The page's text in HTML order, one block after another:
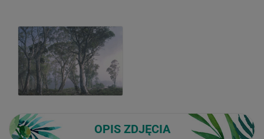
OPIS ZDJĘCIA